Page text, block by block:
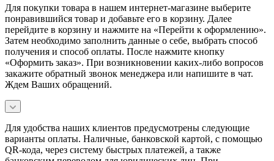
Для покупки товара в нашем интернет-магазине выберите
понравившийся товар и добавьте его в корзину. Далее
перейдите в корзину и нажмите на «Перейти к оформлению».
Затем необходимо заполнить данные о себе, выбрать способ
получения и способ оплаты. После нажмите кнопку
«Оформить заказ». При возникновении каких-либо вопросов
закажите обратный звонок менеджера или напишите в чат.
Ждем Ваших обращений.
Для удобства наших клиентов предусмотрены следующие
варианты оплаты. Наличные, банковской картой, с помощью
QR-кода, через систему быстрых платежей, а также